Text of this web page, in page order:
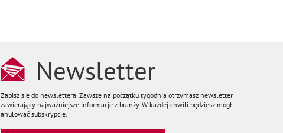
Newsletter
Zapisz się do newslettera. Zawsze na początku tygodnia otrzymasz newsletter
zawierający najważniejsze informacje z branży. W każdej chwili będziesz mógł
anulować subskrypcję.